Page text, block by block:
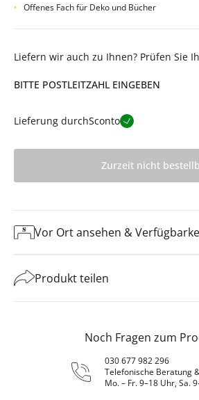
Offenes Fach für Deko und Bücher
Liefern wir auch zu Ihnen? Prüfen Sie
BITTE POSTLEITZAHL EINGEBEN
Lieferung durchSconto
Zurzeit nicht
Vor Ort ansehen &
Produkt teilen
Noch Fragen zum
030 677 982 296
Telefonische Beratung
Mo. – Fr. 9–18 Uhr, Sa.